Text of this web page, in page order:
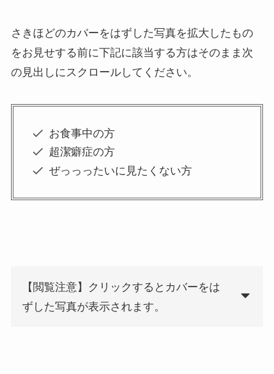
さきほどのカバーをはずした写真を拡大したもの
をお見せする前に下記に該当する方はそのまま次
の見出しにスクロールしてください。
お食事中の方
超潔癖症の方
ぜっっったいに見たくない方
【閲覧注意】クリックするとカバーをは
ずした写真が表示されます。